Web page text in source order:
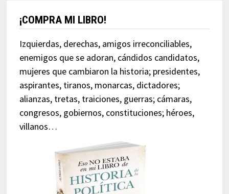
¡COMPRA MI LIBRO!
Izquierdas, derechas, amigos irreconciliables,
enemigos que se adoran, cándidos candidatos,
mujeres que cambiaron la historia; presidentes,
aspirantes, tiranos, monarcas, dictadores;
alianzas, tretas, traiciones, guerras; cámaras,
congresos, gobiernos, constituciones; héroes,
villanos…